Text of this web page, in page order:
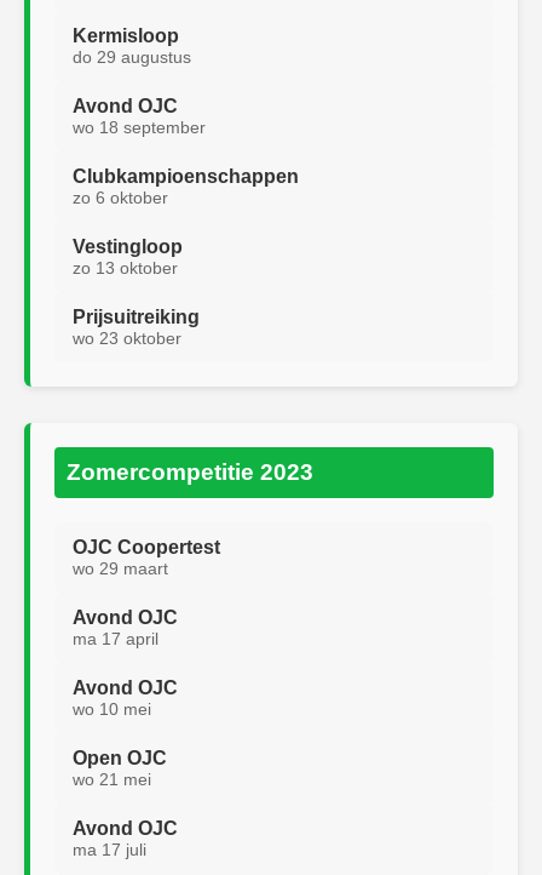
Kermisloop
do 29 augustus
Avond OJC
wo 18 september
Clubkampioenschappen
zo 6 oktober
Vestingloop
zo 13 oktober
Prijsuitreiking
wo 23 oktober
Zomercompetitie 2023
OJC Coopertest
wo 29 maart
Avond OJC
ma 17 april
Avond OJC
wo 10 mei
Open OJC
wo 21 mei
Avond OJC
ma 17 juli